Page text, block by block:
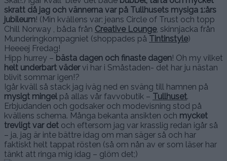
skratt då jag och vännerna var på Tullhusets mysiga 1:års
jubileum! (Min kvällens var: jeans Circle of Trust och topp
Chill Norway , båda från Creative Lounge, skinnjacka från
Munderingkompagniet (shoppades på Tintinstyle)
Heeeej Fredag!
Hipp hurrey – bästa dagen och finaste dagen! Oh my vilket
helt underbart vädervi har i Småstaden- det har ju nästan
blivit sommar igen!?
Igår kväll så stack jag iväg ned en sväng till hamnen på
mysigt mingelpå allas vår favvobutik – Tullhuset.
Erbjudanden och godsaker och modevisning stod på
kvällens schema. Många bekanta ansikten och mycket
trevligt var det och eftersom jag var krasslig redan igår så
– ja, jag är inte bättre idag om man säger så och har
faktiskt helt tappat rösten (så om nån av er som läser har
tänkt att ringa mig idag – glöm det;)